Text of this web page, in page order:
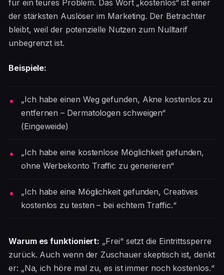
für ein teures Problem. Das Wort „kostenlos“ ist einer
der stärksten Auslöser im Marketing. Der Betrachter
bleibt, weil der potenzielle Nutzen zum Nulltarif
unbegrenzt ist.
Beispiele:
„Ich habe einen Weg gefunden, Akne kostenlos zu
entfernen – Dermatologen schweigen“
(Eingeweide)
„Ich habe eine kostenlose Möglichkeit gefunden,
ohne Werbekonto Traffic zu generieren“
„Ich habe eine Möglichkeit gefunden, Creatives
kostenlos zu testen – bei echtem Traffic.“
Warum es funktioniert: „Frei“ setzt die Eintrittssperre
zurück. Auch wenn der Zuschauer skeptisch ist, denkt
er: „Na, ich höre mal zu, es ist immer noch kostenlos.“